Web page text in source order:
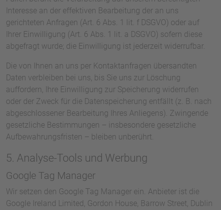
Interesse an der effektiven Bearbeitung der an uns
gerichteten Anfragen (Art. 6 Abs. 1 lit. f DSGVO) oder auf
Ihrer Einwilligung (Art. 6 Abs. 1 lit. a DSGVO) sofern diese
abgefragt wurde; die Einwilligung ist jederzeit widerrufbar.
Die von Ihnen an uns per Kontaktanfragen übersandten
Daten verbleiben bei uns, bis Sie uns zur Löschung
auffordern, Ihre Einwilligung zur Speicherung widerrufen
oder der Zweck für die Datenspeicherung entfällt (z. B. nach
abgeschlossener Bearbeitung Ihres Anliegens). Zwingende
gesetzliche Bestimmungen – insbesondere gesetzliche
Aufbewahrungsfristen – bleiben unberührt.
5. Analyse-Tools und Werbung
Google Tag Manager
Wir setzen den Google Tag Manager ein. Anbieter ist die
Google Ireland Limited, Gordon House, Barrow Street, Dublin